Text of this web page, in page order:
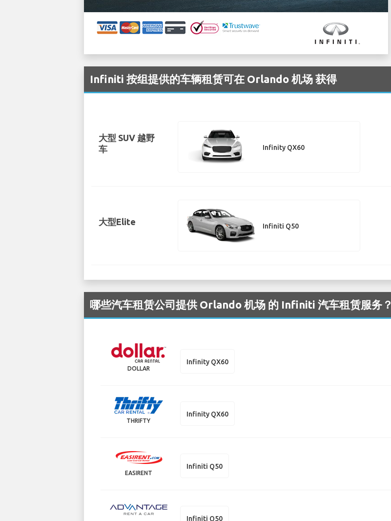
Infiniti 按组提供的车辆租赁可在 Orlando 机场 获得
大型 SUV 越野
车
Infinity QX60
大型Elite Infiniti Q50
哪些汽车租赁公司提供 Orlando 机场 的 Infiniti 汽车租赁服务？
DOLLAR
Infinity QX60
THRIFTY
Infinity QX60
EASIRENT
Infiniti Q50
Infiniti Q50